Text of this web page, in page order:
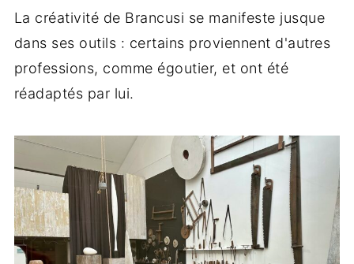
La créativité de Brancusi se manifeste jusque
dans ses outils : certains proviennent d'autres
professions, comme égoutier, et ont été
réadaptés par lui.